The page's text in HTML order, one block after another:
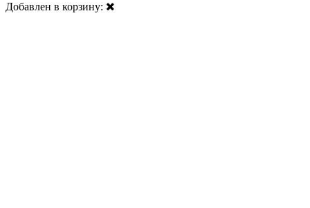
Добавлен в корзину: